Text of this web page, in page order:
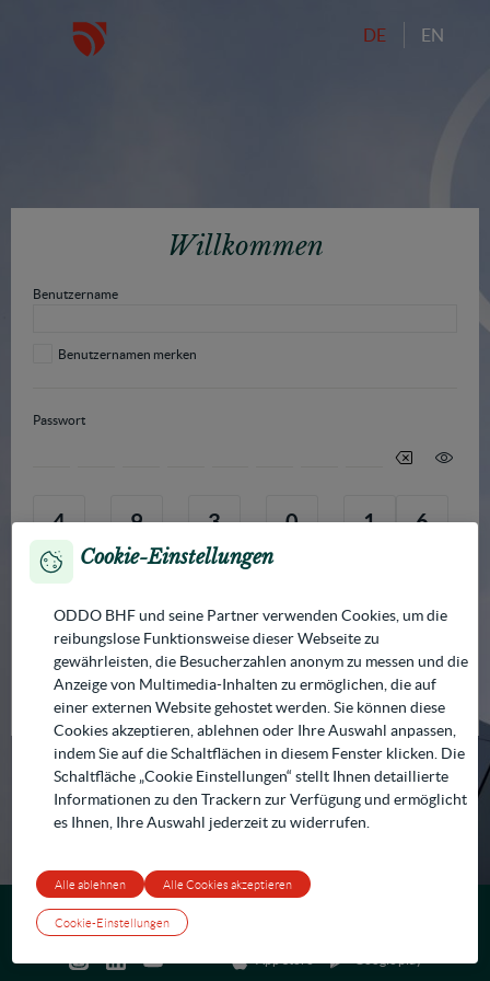
DE EN
Willkommen
Benutzername
Benutzernamen merken
Passwort
4 9 3 0 1 6
Bestätigen
Benötigen Sie Hilfe? Passwort vergessen?
© ODDO BHF Cookie-Richtlinie
Cookie-Einstellungen
Impressum und Pflichtangaben
Cookie-Einstellungen
ODDO BHF und seine Partner verwenden Cookies, um die
reibungslose Funktionsweise dieser Webseite zu
gewährleisten, die Besucherzahlen anonym zu messen und die
Anzeige von Multimedia-Inhalten zu ermöglichen, die auf
einer externen Website gehostet werden. Sie können diese
Cookies akzeptieren, ablehnen oder Ihre Auswahl anpassen,
indem Sie auf die Schaltflächen in diesem Fenster klicken. Die
Schaltfläche „Cookie Einstellungen“ stellt Ihnen detaillierte
Informationen zu den Trackern zur Verfügung und ermöglicht
es Ihnen, Ihre Auswahl jederzeit zu widerrufen.
Cookie-Einstellungen
Alle ablehnen Alle Cookies akzeptieren